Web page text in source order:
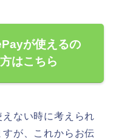
が使えるの
はこちら
ない時に考えられ
が、これからお伝